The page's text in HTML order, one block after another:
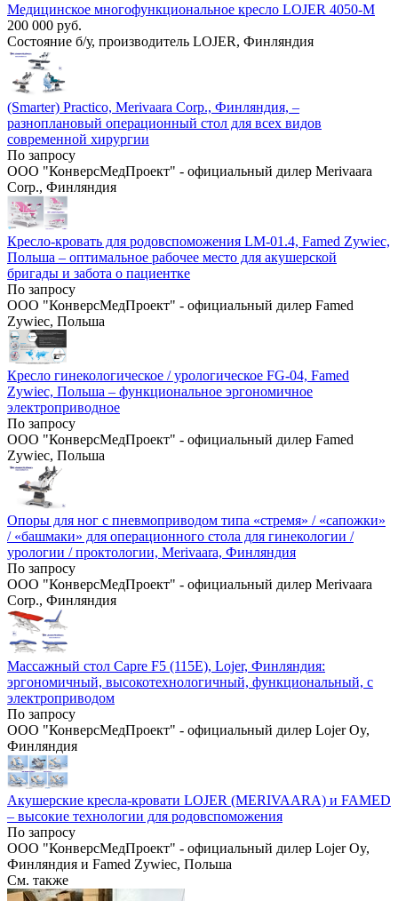
Медицинское многофункциональное кресло LOJER 4050-M
200 000 руб.
Состояние б/у, производитель LOJER, Финляндия
(Smarter) Practico, Merivaara Corp., Финляндия, –
разноплановый операционный стол для всех видов
современной хирургии
По запросу
ООО "КонверсМедПроект" - официальный дилер Merivaara
Corp., Финляндия
Кресло-кровать для родовспоможения LM-01.4, Famed Zywiec,
Польша – оптимальное рабочее место для акушерской
бригады и забота о пациентке
По запросу
ООО "КонверсМедПроект" - официальный дилер Famed
Zywiec, Польша
Кресло гинекологическое / урологическое FG-04, Famed
Zywiec, Польша – функциональное эргономичное
электроприводное
По запросу
ООО "КонверсМедПроект" - официальный дилер Famed
Zywiec, Польша
Опоры для ног с пневмоприводом типа «стремя» / «сапожки»
/ «башмаки» для операционного стола для гинекологии /
урологии / проктологии, Merivaara, Финляндия
По запросу
ООО "КонверсМедПроект" - официальный дилер Merivaara
Corp., Финляндия
Массажный стол Capre F5 (115E), Lojer, Финляндия:
эргономичный, высокотехнологичный, функциональный, с
электроприводом
По запросу
ООО "КонверсМедПроект" - официальный дилер Lojer Oy,
Финляндия
Акушерские кресла-кровати LOJER (MERIVAARA) и FAMED
– высокие технологии для родовспоможения
По запросу
ООО "КонверсМедПроект" - официальный дилер Lojer Oy,
Финляндия и Famed Zywiec, Польша
См. также